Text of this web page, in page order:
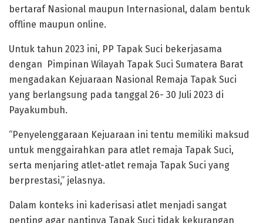
bertaraf Nasional maupun Internasional, dalam bentuk
offline maupun online.
Untuk tahun 2023 ini, PP Tapak Suci bekerjasama
dengan Pimpinan Wilayah Tapak Suci Sumatera Barat
mengadakan Kejuaraan Nasional Remaja Tapak Suci
yang berlangsung pada tanggal 26- 30 Juli 2023 di
Payakumbuh.
“Penyelenggaraan Kejuaraan ini tentu memiliki maksud
untuk menggairahkan para atlet remaja Tapak Suci,
serta menjaring atlet-atlet remaja Tapak Suci yang
berprestasi,” jelasnya.
Dalam konteks ini kaderisasi atlet menjadi sangat
penting agar nantinya Tapak Suci tidak kekurangan